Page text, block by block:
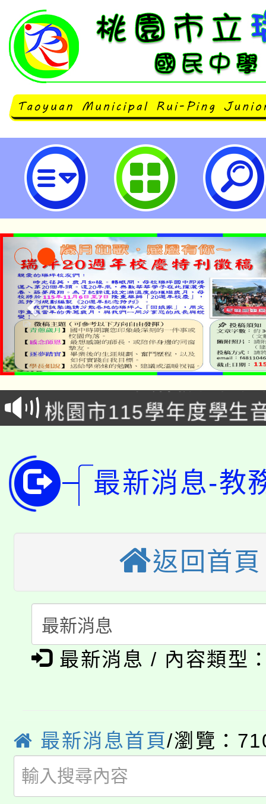
「SDGs 飛英大使年度排行榜積分
市立瑞坪國民中學
公告本校115學年度第
代理(課)教師甄選結果(
「2026金融保險知識
車」活動
桃園市115學年度學生
公告本校115學年度第
代理(課)教師甄選結果(
公告本校115學年度第
代理(課)教師甄選結果(
轉知中國文化大學推廣
程，歡迎學生輔導中心
心理、諮商輔導、社會
系所師生報名參加。
縣市「校園短影音徵
門員」簡章及活動海報
踴躍報名參加。
桃園市115學年度學生
展演活動實施計畫」
115年度「教育部表揚
義教育推展貢獻獎」
公告本校115學年度第
代理(課)教師甄選結果(
「2026金融保險知識
生本土語及新住民語歌
公告本校115學年度第
代理(課)教師甄選結果(
公告本校115學年度第
代理(課)教師甄選結果(
轉知中國文化大學推廣
最新消息-教
返回首頁
最新消息 / 內容類型
最新消息首頁/瀏覽：